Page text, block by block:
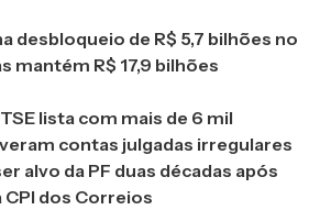
desbloqueio de R$ 5,7 bilhões no
mantém R$ 17,9 bilhões
lista com mais de 6 mil
contas julgadas irregulares
alvo da PF duas décadas após
dos Correios